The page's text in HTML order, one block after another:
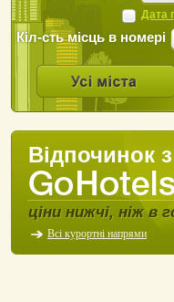
Дата
Кіл-сть місць в номері
Відпочинок з
ціни нижчі, ніж в
Всі курортні напрями